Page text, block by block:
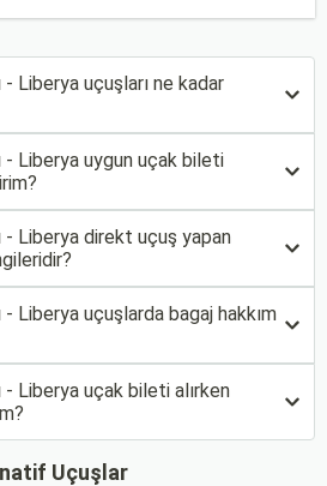
- Liberya uçuşları ne kadar
- Liberya uygun uçak bileti
- Liberya direkt uçuş yapan
- Liberya uçuşlarda bagaj hakkım
- Liberya uçak bileti alırken
Uçuşlar